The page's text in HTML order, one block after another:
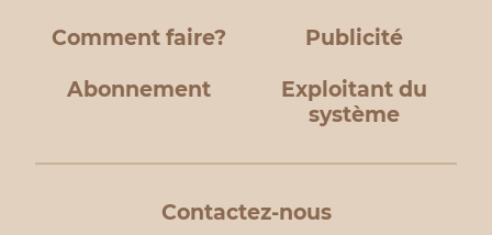
Comment faire? Publicité
Abonnement
Exploitant du
système
Contactez-nous